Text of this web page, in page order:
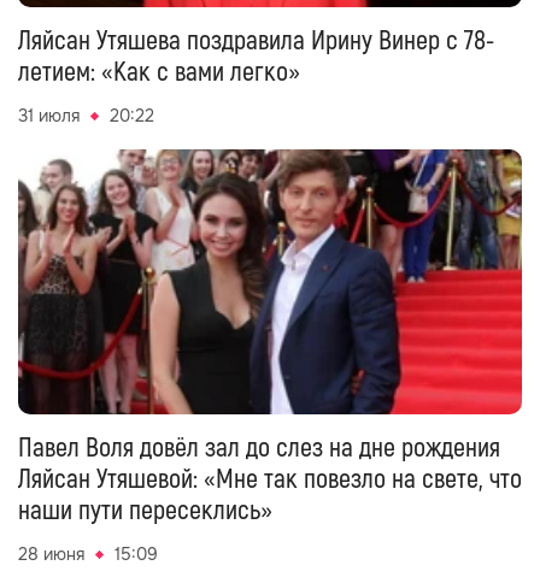
Ляйсан Утяшева поздравила Ирину Винер с 78-
летием: «Как с вами легко»
31 июля 20:22
Павел Воля довёл зал до слез на дне рождения
Ляйсан Утяшевой: «Мне так повезло на свете, что
наши пути пересеклись»
28 июня 15:09